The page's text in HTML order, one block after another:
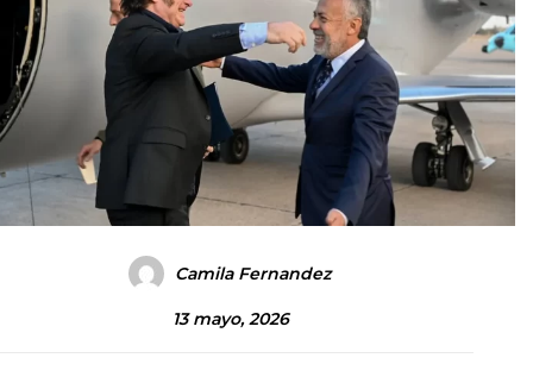
Camila Fernandez
13 mayo, 2026